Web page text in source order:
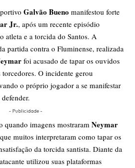
Galvão Bueno manifestou forte
Jr., após um recente episódio
atleta e a torcida do Santos. A
partida contra o Fluminense, realizada
foi acusado de tapar os ouvidos
torcedores. O incidente gerou
o próprio jogador a se manifestar
- Publicidade -
quando imagens mostraram Neymar
muitos interpretaram como tapar os
da torcida santista. Diante da
utilizou suas plataformas